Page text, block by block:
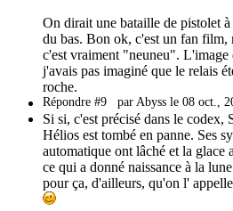
On dirait une bataille de pistolet
du bas. Bon ok, c'est un fan film,
c'est vraiment "neuneu". L'image
j'avais pas imaginé que le relais
roche.
Répondre #9 par Abyss le 08 oct.,
Si si, c'est précisé dans le codex,
Hélios est tombé en panne. Ses
automatique ont lâché et la glace
ce qui a donné naissance à la
pour ça, d'ailleurs, qu'on l'